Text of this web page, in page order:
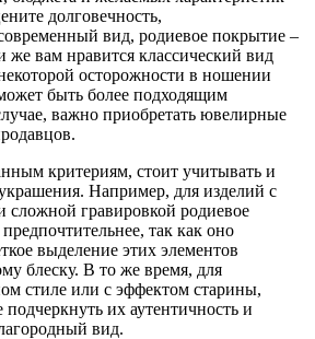
долговечность,
вид, родиевое покрытие –
вам нравится классический вид
осторожности в ношении
быть более подходящим
важно приобретать ювелирные
критериям, стоит учитывать и
Например, для изделий с
сложной гравировкой родиевое
так как оно
выделение этих элементов
блеску. В то же время, для
стиле или с эффектом старины,
их аутентичность и
вид.